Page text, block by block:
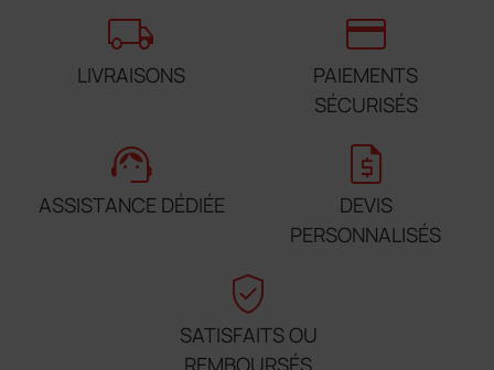
local_shipping
LIVRAISONS
credit_card
PAIEMENTS
SÉCURISÉS
support_agent
ASSISTANCE DÉDIÉE
request_quote
DEVIS
PERSONNALISÉS
verified_user
SATISFAITS OU
REMBOURSÉS